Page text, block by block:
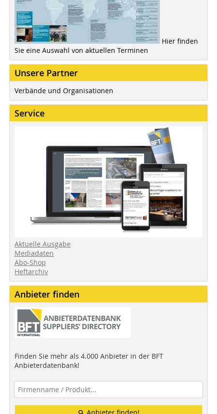
Hier finden
Sie eine Auswahl von aktuellen Terminen
Unsere Partner
Verbände und Organisationen
Service
Aktuelle Ausgabe
Mediadaten
Abo-Shop
Heftarchiv
Anbieter finden
Finden Sie mehr als 4.000 Anbieter in der BFT
Anbieterdatenbank!
Anbieter finden!